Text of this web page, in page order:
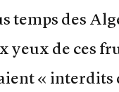
temps des
yeux de ces
« interdits